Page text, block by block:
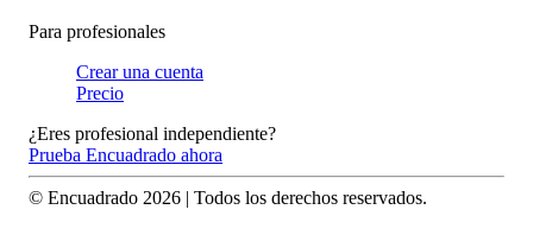
Para profesionales
Crear una cuenta
Precio
¿Eres profesional independiente?
Prueba Encuadrado ahora
© Encuadrado 2026 | Todos los derechos reservados.